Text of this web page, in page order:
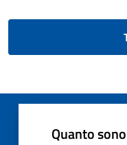
Quanto